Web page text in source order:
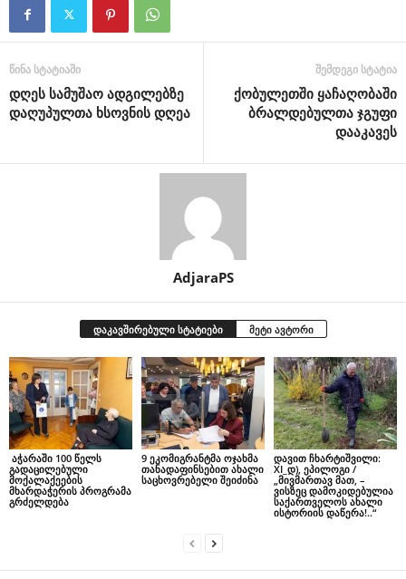
წინა სტატიაში
დღეს სამუშაო ადგილებზე
დაღუპულთა ხსოვნის დღეა
შემდეგი სტატია
ქობულეთში ყაჩაღობაში
ბრალდებულთა ჯგუფი
დააკავეს
AdjaraPS
დაკავშირებული სტატიები მეტი ავტორი
აჭარაში 100 წელს
გადაცილებული
მოქალაქეების
მხარდაჭერის პროგრამა
გრძელდება
9 ეკომიგრანტმა ოჯახმა
თანადაფინსებით ახალი
საცხოვრებელი შეიძინა
დავით ჩხარტიშვილი:
XI_დ), ეპილოგი /
„მივმართავ მათ, –
ვისზეც დამოკიდებულია
საქართველოს ახალი
ისტორიის დაწერა!..“